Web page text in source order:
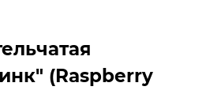
(Raspberry